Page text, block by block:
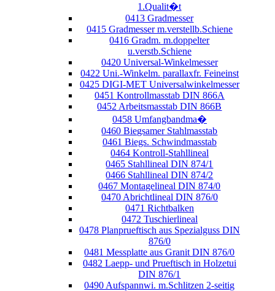
1.Qualit�t
0413 Gradmesser
0415 Gradmesser m.verstellb.Schiene
0416 Gradm. m.doppelter
u.verstb.Schiene
0420 Universal-Winkelmesser
0422 Uni.-Winkelm. parallaxfr. Feineinst
0425 DIGI-MET Universalwinkelmesser
0451 Kontrollmasstab DIN 866A
0452 Arbeitsmasstab DIN 866B
0458 Umfangbandma�
0460 Biegsamer Stahlmasstab
0461 Biegs. Schwindmasstab
0464 Kontroll-Stahllineal
0465 Stahllineal DIN 874/1
0466 Stahllineal DIN 874/2
0467 Montagelineal DIN 874/0
0470 Abrichtlineal DIN 876/0
0471 Richtbalken
0472 Tuschierlineal
0478 Planprueftisch aus Spezialguss DIN
876/0
0481 Messplatte aus Granit DIN 876/0
0482 Laepp- und Prueftisch in Holzetui
DIN 876/1
0490 Aufspannwi. m.Schlitzen 2-seitig